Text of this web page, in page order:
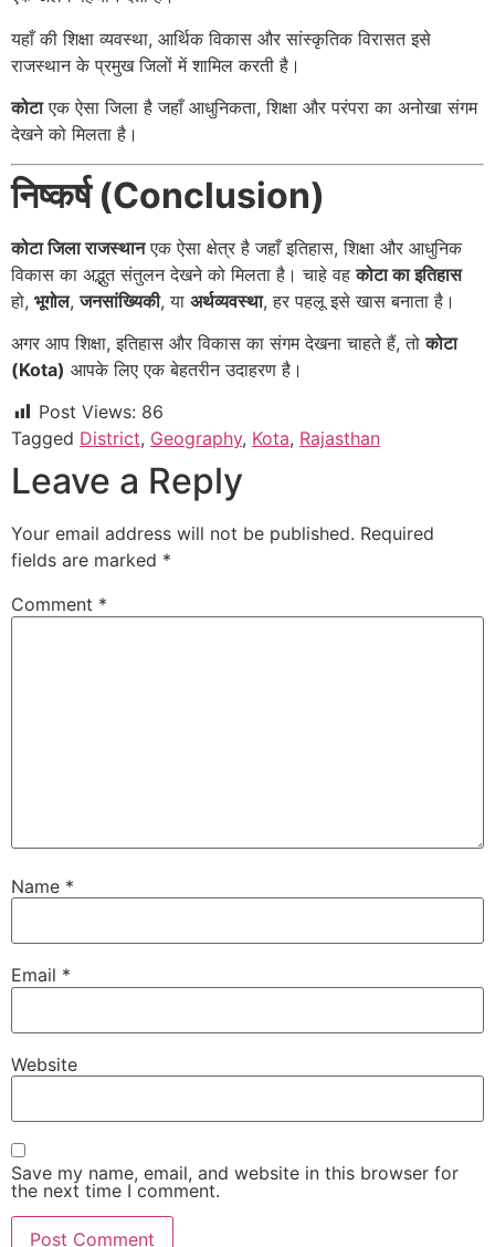
यहाँ की शिक्षा व्यवस्था, आर्थिक विकास और सांस्कृतिक विरासत इसे
राजस्थान के प्रमुख जिलों में शामिल करती है।
कोटाएक ऐसा जिला है जहाँ आधुनिकता, शिक्षा और परंपरा का अनोखा संगम
देखने को मिलता है।
निष्कर्ष (Conclusion)
कोटा जिला राजस्थानएक ऐसा क्षेत्र है जहाँ इतिहास, शिक्षा और आधुनिक
विकास का अद्भुत संतुलन देखने को मिलता है। चाहे वहकोटा का इतिहास
हो, भूगोल,जनसांख्यिकी, या अर्थव्यवस्था, हर पहलू इसे खास बनाता है।
अगर आप शिक्षा, इतिहास और विकास का संगम देखना चाहते हैं, तोकोटा
(Kota) आपके लिए एक बेहतरीन उदाहरण है।
Post Views: 86
Tagged District, Geography, Kota, Rajasthan
Leave a Reply
Your email address will not be published. Required
fields are marked *
Comment *
Name *
Email *
Website
Save my name, email, and website in this browser for
the next time I comment.